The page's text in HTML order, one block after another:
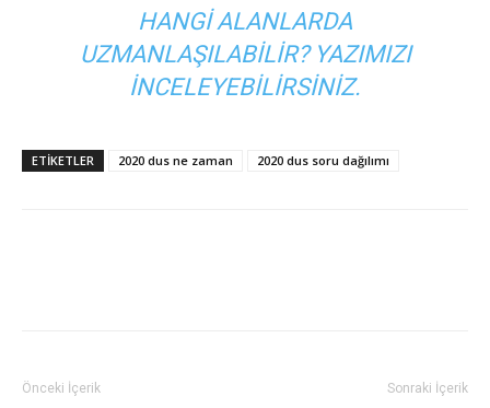
HANGI ALANLARDA
UZMANLAŞILABILIR?YAZIMIZI
INCELEYEBILIRSINIZ.
ETIKETLER 2020 dus ne zaman 2020 dus soru dağılımı
Önceki İçerik Sonraki İçerik